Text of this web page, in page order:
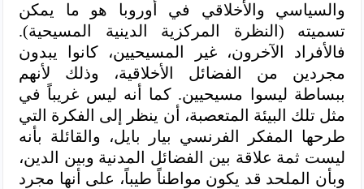
والسياسي والأخلاقي في أوروبا هو ما يمكن
تسميته (النظرة المركزية الدينية المسيحية).
فالأفراد الآخرون، غير المسيحيين، كانوا يبدون
مجردين من الفضائل الأخلاقية، وذلك لأنهم
ببساطة ليسوا مسيحيين. كما أنه ليس غريباً في
مثل تلك البيئة المتعصبة، أن ينظر إلى الفكرة التي
طرحها المفكر الفرنسي بيار بايل، والقائلة بأنه
ليست ثمة علاقة بين الفضائل المدنية وبين الدين،
وبأن الملحد قد يكون مواطناً طيباً، على أنها مجرد